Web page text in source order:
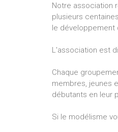
Notre association
plusieurs
le développement
L'association est
Chaque
membres, jeunes
débutants en leur
Si le modélisme